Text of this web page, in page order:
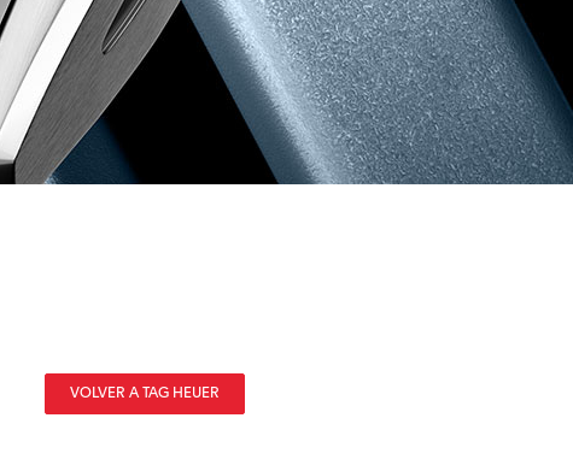
VOLVER A TAG HEUER